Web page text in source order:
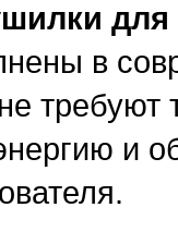
в
требуют
и